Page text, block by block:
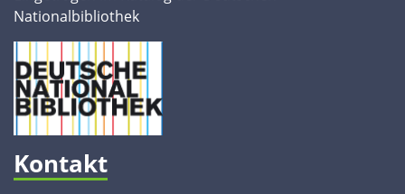
Nationalbibliothek
Kontakt